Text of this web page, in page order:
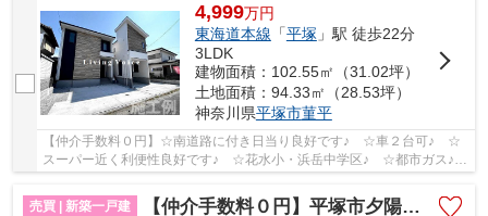
4,999万円
東海道本線 「平塚」駅 徒歩22分
3LDK
建物面積：102.55㎡（31.02坪）
土地面積：94.33㎡（28.53坪）
神奈川県平塚市菫平
【仲介手数料０円】☆南道路に付き日当り良好です♪ ☆車２台可♪ ☆
スーパー近く利便性良好です♪ ☆花水小・浜岳中学区♪ ☆都市ガス♪
売買 | 新築一戸建
【仲介手数料０円】平塚市夕陽ケ丘2期 新築一戸建て 1号棟 全2棟